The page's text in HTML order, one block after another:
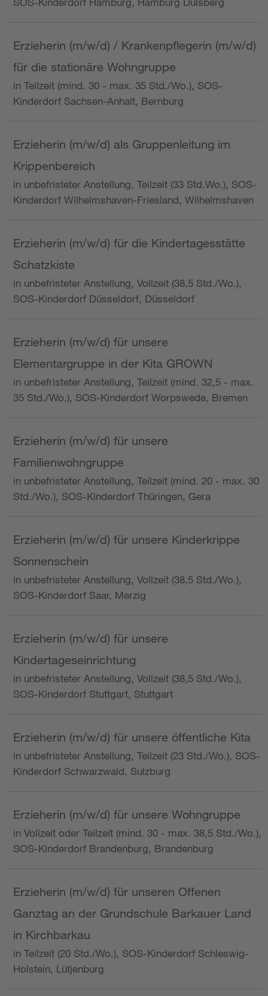
Erzieherin (m/w/d) / Krankenpflegerin (m/w/d)
für die stationäre Wohngruppe
in Teilzeit (mind. 30 - max. 35 Std./Wo.), SOS-
Kinderdorf Sachsen-Anhalt, Bernburg
Erzieherin (m/w/d) als Gruppenleitung im
Krippenbereich
in unbefristeter Anstellung, Teilzeit (33 Std.Wo.), SOS-
Kinderdorf Wilhelmshaven-Friesland, Wilhelmshaven
Erzieherin (m/w/d) für die Kindertagesstätte
Schatzkiste
in unbefristeter Anstellung, Vollzeit (38,5 Std./Wo.),
SOS-Kinderdorf Düsseldorf, Düsseldorf
Erzieherin (m/w/d) für unsere
Elementargruppe in der Kita GROWN
in unbefristeter Anstellung, Teilzeit (mind. 32,5 - max.
35 Std./Wo.), SOS-Kinderdorf Worpswede, Bremen
Erzieherin (m/w/d) für unsere
Familienwohngruppe
in unbefristeter Anstellung, Teilzeit (mind. 20 - max. 30
Std./Wo.), SOS-Kinderdorf Thüringen, Gera
Erzieherin (m/w/d) für unsere Kinderkrippe
Sonnenschein
in unbefristeter Anstellung, Vollzeit (38,5 Std./Wo.),
SOS-Kinderdorf Saar, Merzig
Erzieherin (m/w/d) für unsere
Kindertageseinrichtung
in unbefristeter Anstellung, Vollzeit (38,5 Std./Wo.),
SOS-Kinderdorf Stuttgart, Stuttgart
Erzieherin (m/w/d) für unsere öffentliche Kita
in unbefristeter Anstellung, Teilzeit (23 Std./Wo.), SOS-
Kinderdorf Schwarzwald, Sulzburg
Erzieherin (m/w/d) für unsere Wohngruppe
in Vollzeit oder Teilzeit (mind. 30 - max. 38,5 Std./Wo.),
SOS-Kinderdorf Brandenburg, Brandenburg
Erzieherin (m/w/d) für unseren Offenen
Ganztag an der Grundschule Barkauer Land
in Kirchbarkau
in Teilzeit (20 Std./Wo.), SOS-Kinderdorf Schleswig-
Holstein, Lütjenburg